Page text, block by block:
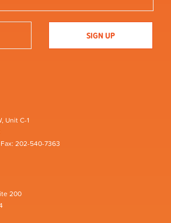
Unit C-1
202-540-7363
200